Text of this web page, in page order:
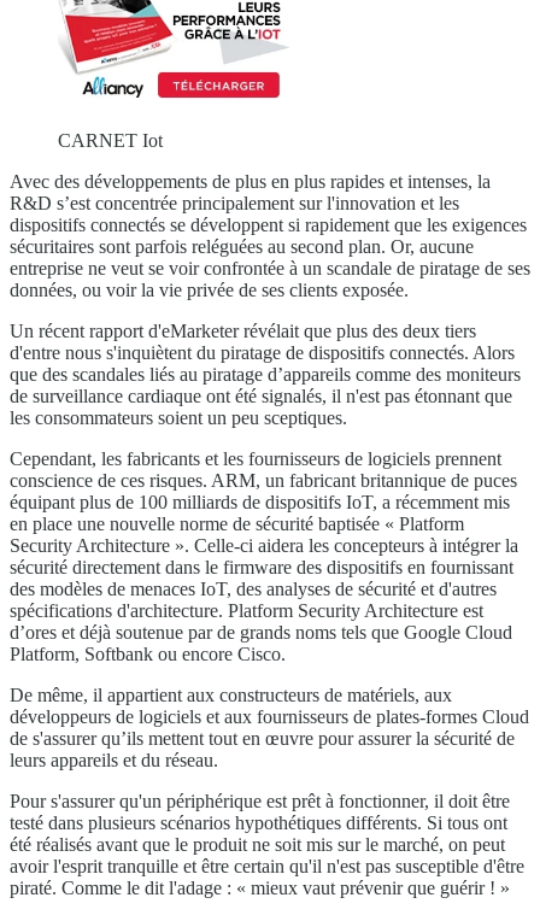
CARNET Iot
Avec des développements de plus en plus rapides et intenses, la
R&D s’est concentrée principalement sur l'innovation et les
dispositifs connectés se développent si rapidement que les exigences
sécuritaires sont parfois reléguées au second plan. Or, aucune
entreprise ne veut se voir confrontée à un scandale de piratage de ses
données, ou voir la vie privée de ses clients exposée.
Un récent rapport d'eMarketer révélait que plus des deux tiers
d'entre nous s'inquiètent du piratage de dispositifs connectés. Alors
que des scandales liés au piratage d’appareils comme des moniteurs
de surveillance cardiaque ont été signalés, il n'est pas étonnant que
les consommateurs soient un peu sceptiques.
Cependant, les fabricants et les fournisseurs de logiciels prennent
conscience de ces risques. ARM, un fabricant britannique de puces
équipant plus de 100 milliards de dispositifs IoT, a récemment mis
en place une nouvelle norme de sécurité baptisée « Platform
Security Architecture ». Celle-ci aidera les concepteurs à intégrer la
sécurité directement dans le firmware des dispositifs en fournissant
des modèles de menaces IoT, des analyses de sécurité et d'autres
spécifications d'architecture. Platform Security Architecture est
d’ores et déjà soutenue par de grands noms tels que Google Cloud
Platform, Softbank ou encore Cisco.
De même, il appartient aux constructeurs de matériels, aux
développeurs de logiciels et aux fournisseurs de plates-formes Cloud
de s'assurer qu’ils mettent tout en œuvre pour assurer la sécurité de
leurs appareils et du réseau.
Pour s'assurer qu'un périphérique est prêt à fonctionner, il doit être
testé dans plusieurs scénarios hypothétiques différents. Si tous ont
été réalisés avant que le produit ne soit mis sur le marché, on peut
avoir l'esprit tranquille et être certain qu'il n'est pas susceptible d'être
piraté. Comme le dit l'adage : « mieux vaut prévenir que guérir ! »